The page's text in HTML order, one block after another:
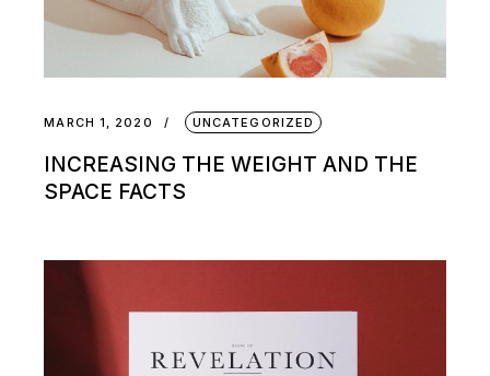
MARCH 1, 2020 UNCATEGORIZED
INCREASING THE WEIGHT AND THE
SPACE FACTS